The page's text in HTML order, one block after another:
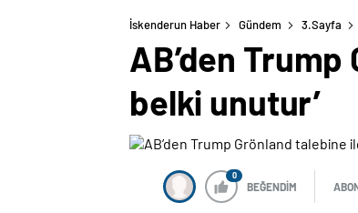
İskenderun Haber Gündem 3.Sayfa
AB’den
belki unutur’
0
BEĞENDİM